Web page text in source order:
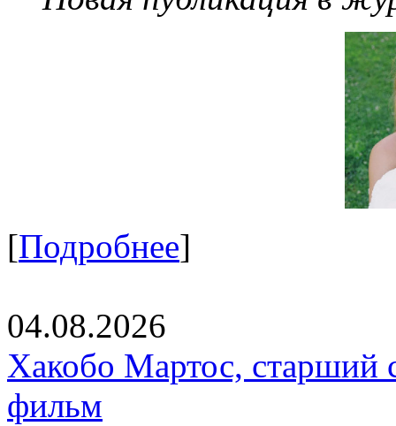
[Подробнее]
04.08.2026
Хакобо Мартос, старший
фильм